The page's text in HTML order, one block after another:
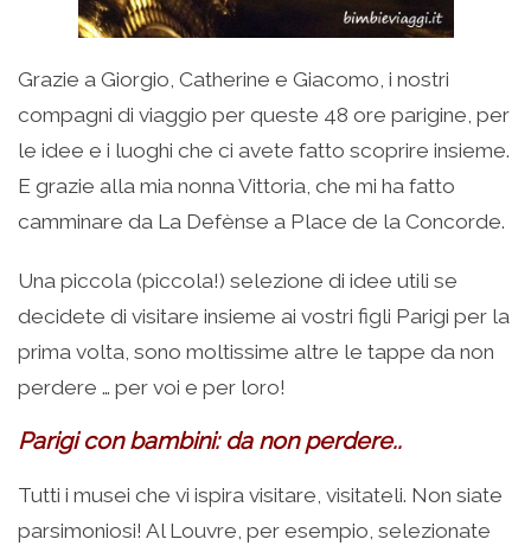
Grazie a Giorgio, Catherine e Giacomo, i nostri
compagni di viaggio per queste 48 ore parigine, per
le idee e i luoghi che ci avete fatto scoprire insieme.
E grazie alla mia nonna Vittoria, che mi ha fatto
camminare da La Defènse a Place de la Concorde.
Una piccola (piccola!) selezione di idee utili se
decidete di visitare insieme ai vostri figli Parigi per la
prima volta, sono moltissime altre le tappe da non
perdere … per voi e per loro!
Parigi con bambini: da non perdere..
Tutti i musei che vi ispira visitare, visitateli. Non siate
parsimoniosi! Al Louvre, per esempio, selezionate